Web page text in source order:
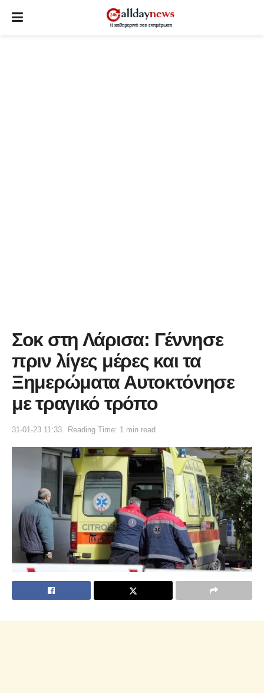
Σοκ στη Λάρισα: Γέννησε
πριν λίγες μέρες και τα
Ξημερώματα Αυτοκτόνησε
με τραγικό τρόπο
31-01-23 11:33 Reading Time: 1 min read